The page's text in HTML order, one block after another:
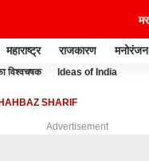
महाराष्ट्र राजकारण मनोरंजन
विश्वचषक Ideas of India
SHARIF
Advertisement